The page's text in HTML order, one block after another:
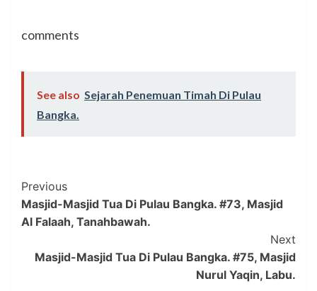
comments
See also Sejarah Penemuan Timah Di Pulau
Bangka.
Post
Navigation
Previous
Masjid-Masjid Tua Di Pulau Bangka. #73, Masjid
Al Falaah, Tanahbawah.
Next
Masjid-Masjid Tua Di Pulau Bangka. #75, Masjid
Nurul Yaqin, Labu.